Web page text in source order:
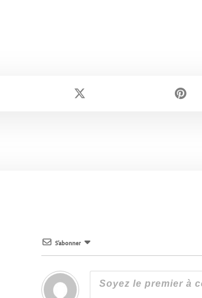
S’abonner